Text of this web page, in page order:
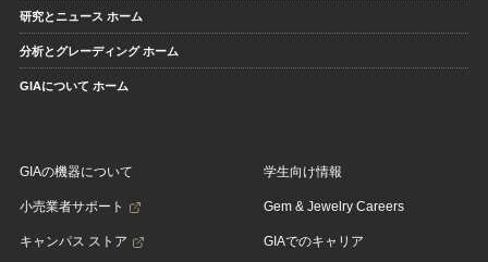
研究とニュース ホーム
分析とグレーディング ホーム
GIAについて ホーム
GIAの機器について
小売業者サポート
キャンパス ストア
学生向け情報
Gem & Jewelry Careers
GIAでのキャリア